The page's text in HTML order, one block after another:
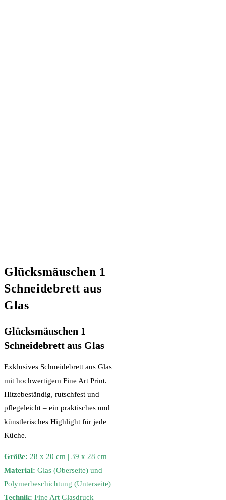
Glücksmäuschen 1
Schneidebrett aus
Glas
Glücksmäuschen 1
Schneidebrett aus Glas
Exklusives Schneidebrett aus Glas
mit hochwertigem Fine Art Print.
Hitzebeständig, rutschfest und
pflegeleicht – ein praktisches und
künstlerisches Highlight für jede
Küche.
Größe: 28 x 20 cm | 39 x 28 cm
Material: Glas (Oberseite) und
Polymerbeschichtung (Unterseite)
Technik: Fine Art Glasdruck